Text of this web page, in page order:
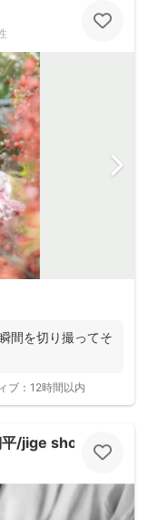
間を切り撮ってそ
ブ： 12時間以内
平/jige shohe）